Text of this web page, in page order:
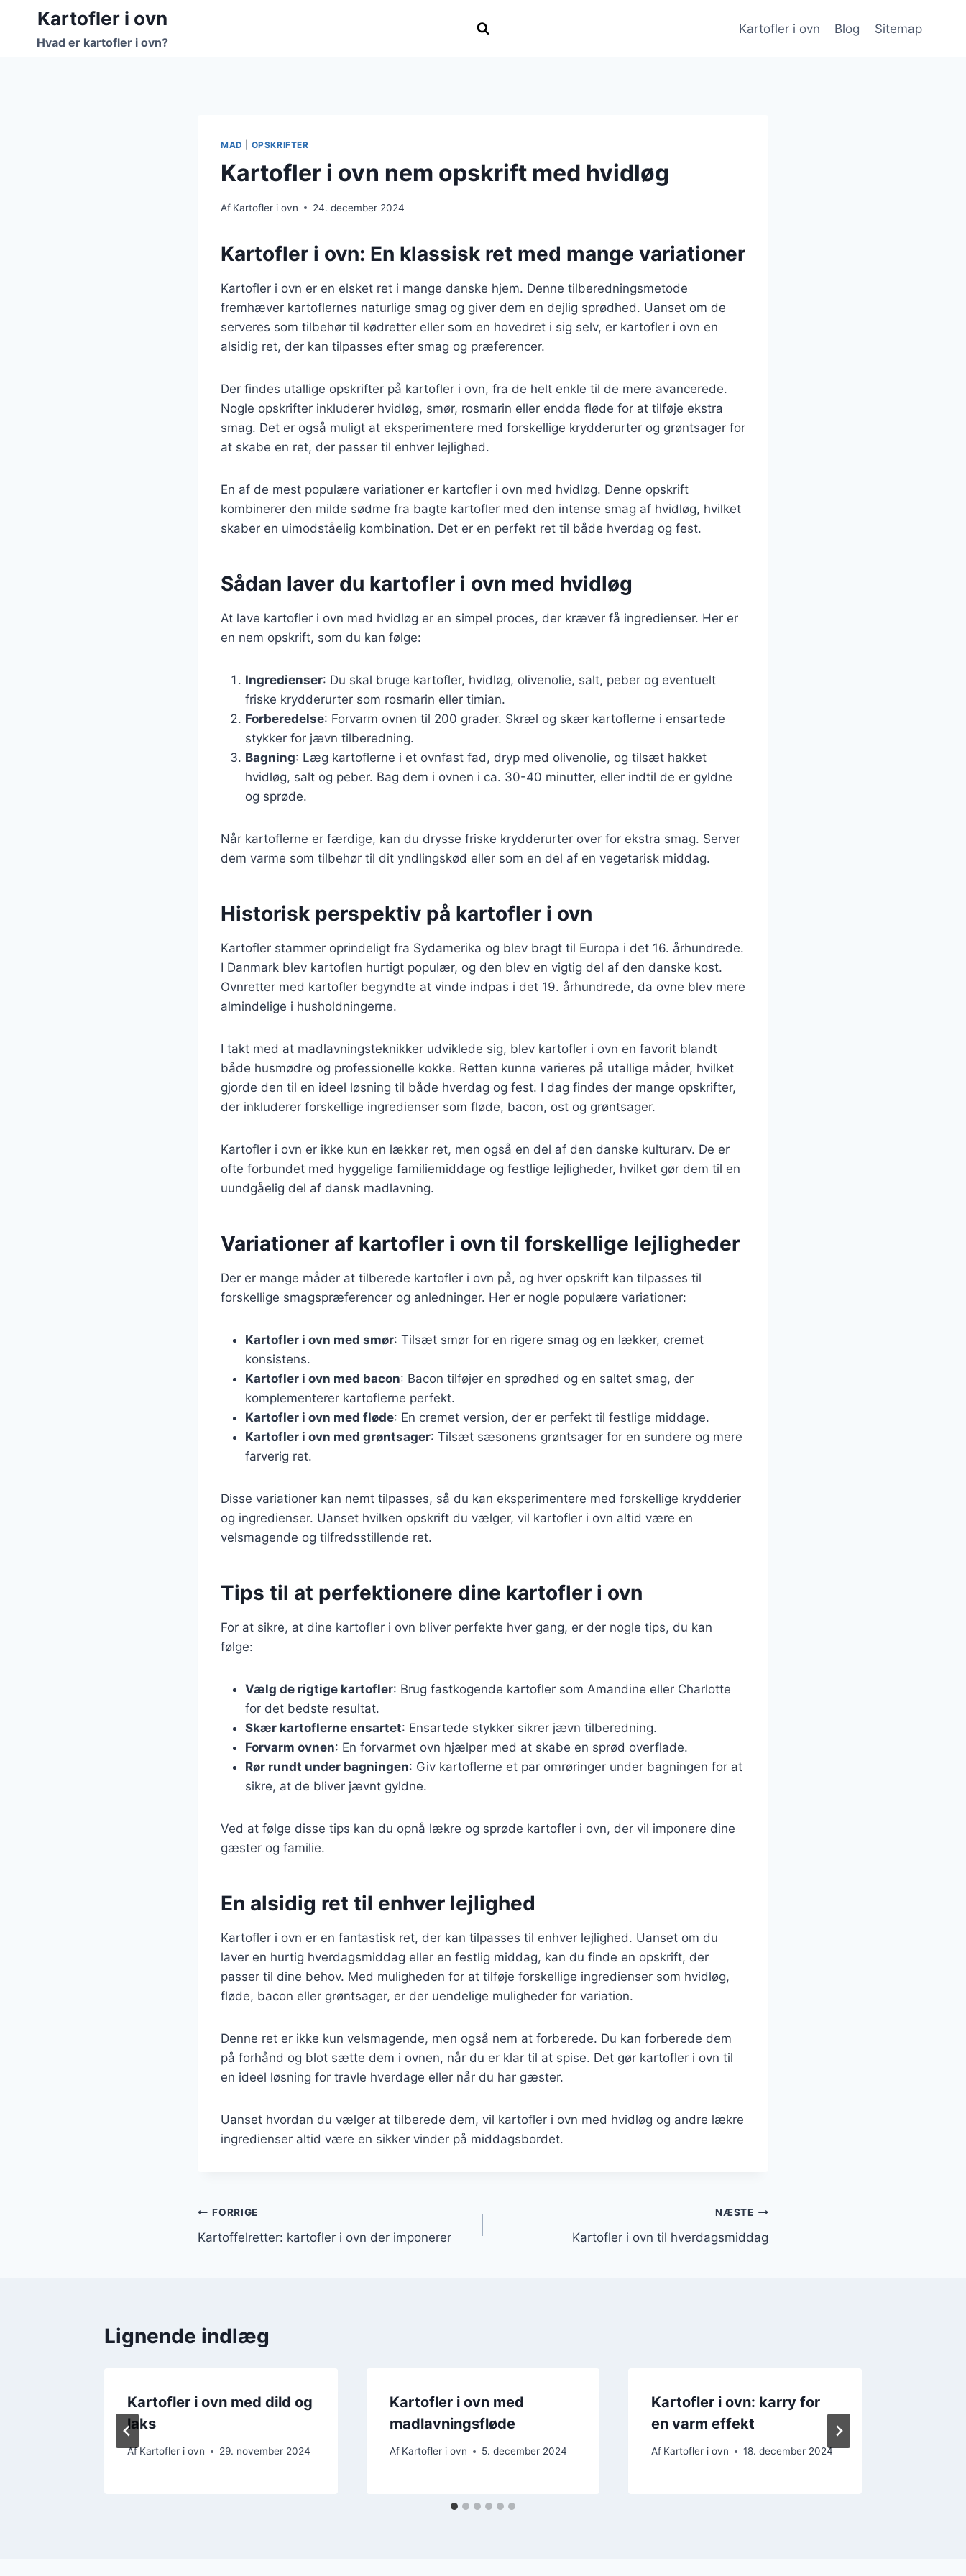
Fortsæt
indhold
Kartofler i ovn
Hvad er kartofler i ovn?
Kartofler i ovn Blog Sitemap
MAD OPSKRIFTER
Kartofler i ovn nem opskrift med hvidløg
Af Kartofler i ovn 24. december 2024
Kartofler i ovn: En klassisk ret med mange variationer
Kartofler i ovn er en elsket ret i mange danske hjem. Denne tilberedningsmetode
fremhæver kartoflernes naturlige smag og giver dem en dejlig sprødhed. Uanset om de
serveres som tilbehør til kødretter eller som en hovedret i sig selv, er kartofler i ovn en
alsidig ret, der kan tilpasses efter smag og præferencer.
Der findes utallige opskrifter på kartofler i ovn, fra de helt enkle til de mere avancerede.
Nogle opskrifter inkluderer hvidløg, smør, rosmarin eller endda fløde for at tilføje ekstra
smag. Det er også muligt at eksperimentere med forskellige krydderurter og grøntsager for
at skabe en ret, der passer til enhver lejlighed.
En af de mest populære variationer er kartofler i ovn med hvidløg. Denne opskrift
kombinerer den milde sødme fra bagte kartofler med den intense smag af hvidløg, hvilket
skaber en uimodståelig kombination. Det er en perfekt ret til både hverdag og fest.
Sådan laver du kartofler i ovn med hvidløg
At lave kartofler i ovn med hvidløg er en simpel proces, der kræver få ingredienser. Her er
en nem opskrift, som du kan følge:
Ingredienser: Du skal bruge kartofler, hvidløg, olivenolie, salt, peber og eventuelt
friske krydderurter som rosmarin eller timian.
Forberedelse: Forvarm ovnen til 200 grader. Skræl og skær kartoflerne i ensartede
stykker for jævn tilberedning.
Bagning: Læg kartoflerne i et ovnfast fad, dryp med olivenolie, og tilsæt hakket
hvidløg, salt og peber. Bag dem i ovnen i ca. 30-40 minutter, eller indtil de er gyldne
og sprøde.
Når kartoflerne er færdige, kan du drysse friske krydderurter over for ekstra smag. Server
dem varme som tilbehør til dit yndlingskød eller som en del af en vegetarisk middag.
Historisk perspektiv på kartofler i ovn
Kartofler stammer oprindeligt fra Sydamerika og blev bragt til Europa i det 16. århundrede.
I Danmark blev kartoflen hurtigt populær, og den blev en vigtig del af den danske kost.
Ovnretter med kartofler begyndte at vinde indpas i det 19. århundrede, da ovne blev mere
almindelige i husholdningerne.
I takt med at madlavningsteknikker udviklede sig, blev kartofler i ovn en favorit blandt
både husmødre og professionelle kokke. Retten kunne varieres på utallige måder, hvilket
gjorde den til en ideel løsning til både hverdag og fest. I dag findes der mange opskrifter,
der inkluderer forskellige ingredienser som fløde, bacon, ost og grøntsager.
Kartofler i ovn er ikke kun en lækker ret, men også en del af den danske kulturarv. De er
ofte forbundet med hyggelige familiemiddage og festlige lejligheder, hvilket gør dem til en
uundgåelig del af dansk madlavning.
Variationer af kartofler i ovn til forskellige lejligheder
Der er mange måder at tilberede kartofler i ovn på, og hver opskrift kan tilpasses til
forskellige smagspræferencer og anledninger. Her er nogle populære variationer:
Kartofler i ovn med smør: Tilsæt smør for en rigere smag og en lækker, cremet
konsistens.
Kartofler i ovn med bacon: Bacon tilføjer en sprødhed og en saltet smag, der
komplementerer kartoflerne perfekt.
Kartofler i ovn med fløde: En cremet version, der er perfekt til festlige middage.
Kartofler i ovn med grøntsager: Tilsæt sæsonens grøntsager for en sundere og mere
farverig ret.
Disse variationer kan nemt tilpasses, så du kan eksperimentere med forskellige krydderier
og ingredienser. Uanset hvilken opskrift du vælger, vil kartofler i ovn altid være en
velsmagende og tilfredsstillende ret.
Tips til at perfektionere dine kartofler i ovn
For at sikre, at dine kartofler i ovn bliver perfekte hver gang, er der nogle tips, du kan
følge:
Vælg de rigtige kartofler: Brug fastkogende kartofler som Amandine eller Charlotte
for det bedste resultat.
Skær kartoflerne ensartet: Ensartede stykker sikrer jævn tilberedning.
Forvarm ovnen: En forvarmet ovn hjælper med at skabe en sprød overflade.
Rør rundt under bagningen: Giv kartoflerne et par omrøringer under bagningen for at
sikre, at de bliver jævnt gyldne.
Ved at følge disse tips kan du opnå lækre og sprøde kartofler i ovn, der vil imponere dine
gæster og familie.
En alsidig ret til enhver lejlighed
Kartofler i ovn er en fantastisk ret, der kan tilpasses til enhver lejlighed. Uanset om du
laver en hurtig hverdagsmiddag eller en festlig middag, kan du finde en opskrift, der
passer til dine behov. Med muligheden for at tilføje forskellige ingredienser som hvidløg,
fløde, bacon eller grøntsager, er der uendelige muligheder for variation.
Denne ret er ikke kun velsmagende, men også nem at forberede. Du kan forberede dem
på forhånd og blot sætte dem i ovnen, når du er klar til at spise. Det gør kartofler i ovn til
en ideel løsning for travle hverdage eller når du har gæster.
Uanset hvordan du vælger at tilberede dem, vil kartofler i ovn med hvidløg og andre lækre
ingredienser altid være en sikker vinder på middagsbordet.
Indlægsnavigation
FORRIGE
Kartoffelretter: kartofler i ovn der imponerer
NÆSTE
Kartofler i ovn til hverdagsmiddag
Lignende indlæg
Kartofler i ovn med dild og
laks
Af Kartofler i ovn 29. november 2024
Kartofler i ovn med
madlavningsfløde
Af Kartofler i ovn 5. december 2024
Kartofler i ovn: karry for
en varm effekt
Af Kartofler i ovn 18. december 2024